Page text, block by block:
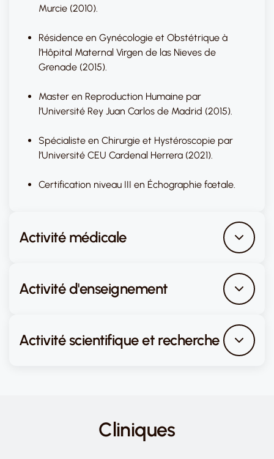
Murcie (2010).
Résidence en Gynécologie et Obstétrique à
l’Hôpital Maternal Virgen de las Nieves de
Grenade (2015).
Master en Reproduction Humaine par
l’Université Rey Juan Carlos de Madrid (2015).
Spécialiste en Chirurgie et Hystéroscopie par
l’Université CEU Cardenal Herrera (2021).
Certification niveau III en Échographie fœtale.
Activité médicale
Activité d'enseignement
Activité scientifique et recherche
Cliniques